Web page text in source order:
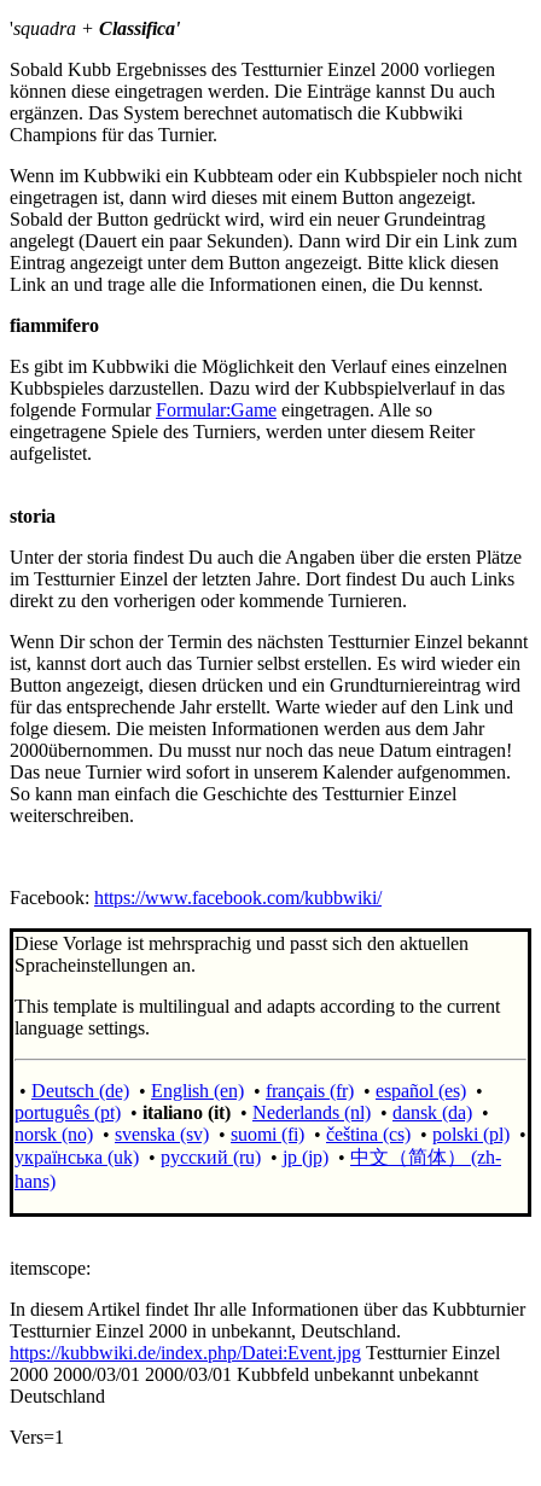
'squadra + Classifica'
Sobald Kubb Ergebnisses des Testturnier Einzel 2000 vorliegen
können diese eingetragen werden. Die Einträge kannst Du auch
ergänzen. Das System berechnet automatisch die Kubbwiki
Champions für das Turnier.
Wenn im Kubbwiki ein Kubbteam oder ein Kubbspieler noch nicht
eingetragen ist, dann wird dieses mit einem Button angezeigt.
Sobald der Button gedrückt wird, wird ein neuer Grundeintrag
angelegt (Dauert ein paar Sekunden). Dann wird Dir ein Link zum
Eintrag angezeigt unter dem Button angezeigt. Bitte klick diesen
Link an und trage alle die Informationen einen, die Du kennst.
fiammifero
Es gibt im Kubbwiki die Möglichkeit den Verlauf eines einzelnen
Kubbspieles darzustellen. Dazu wird der Kubbspielverlauf in das
folgende FormularFormular:Game eingetragen. Alle so
eingetragene Spiele des Turniers, werden unter diesem Reiter
aufgelistet.
storia
Unter der storia findest Du auch die Angaben über die ersten Plätze
im Testturnier Einzel der letzten Jahre. Dort findest Du auch Links
direkt zu den vorherigen oder kommende Turnieren.
Wenn Dir schon der Termin des nächsten Testturnier Einzel bekannt
ist, kannst dort auch das Turnier selbst erstellen. Es wird wieder ein
Button angezeigt, diesen drücken und ein Grundturniereintrag wird
für das entsprechende Jahr erstellt. Warte wieder auf den Link und
folge diesem. Die meisten Informationen werden aus dem Jahr
2000übernommen. Du musst nur noch das neue Datum eintragen!
Das neue Turnier wird sofort in unserem Kalender aufgenommen.
So kann man einfach die Geschichte des Testturnier Einzel
weiterschreiben.
Facebook: https://www.facebook.com/kubbwiki/
Diese Vorlage ist mehrsprachig und passt sich den aktuellen
Spracheinstellungen an.
This template is multilingual and adapts according to the current
language settings.
• Deutsch (de) • English (en) • français (fr) • español (es) •
português (pt) • italiano (it) • Nederlands (nl) • dansk (da) •
norsk (no) • svenska (sv) • suomi (fi) • čeština (cs) • polski (pl) •
українська (uk) • русский (ru) • jp (jp) • 中文（简体）‎ (zh-
hans)
itemscope:
In diesem Artikel findet Ihr alle Informationen über das Kubbturnier
Testturnier Einzel 2000 in unbekannt, Deutschland.
https://kubbwiki.de/index.php/Datei:Event.jpg Testturnier Einzel
2000 2000/03/01 2000/03/01 Kubbfeld unbekannt unbekannt
Deutschland
Vers=1